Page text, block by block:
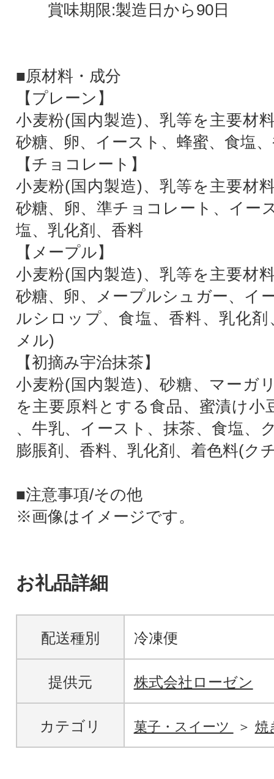
賞味期限:製造日から90日
■原材料・成分
【プレーン】
小麦粉(国内製造)、乳等を主要材
砂糖、卵、イースト、蜂蜜、食塩
【チョコレート】
小麦粉(国内製造)、乳等を主要材
砂糖、卵、準チョコレート、イー
塩、乳化剤、香料
【メープル】
小麦粉(国内製造)、乳等を主要材
砂糖、卵、メープルシュガー、イ
ルシロップ、食塩、香料、乳化
メル)
【初摘み宇治抹茶】
小麦粉(国内製造)、砂糖、マーガ
を主要原料とする食品、蜜漬け小
、牛乳、イースト、抹茶、食塩、
膨脹剤、香料、乳化剤、着色料(ク
■注意事項/その他
※画像はイメージです。
お礼品詳細
配送種別 冷凍便
提供元 株式会社ローゼン
カテゴリ 菓子・スイーツ 焼